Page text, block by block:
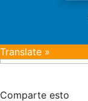
Translate »
Comparte esto